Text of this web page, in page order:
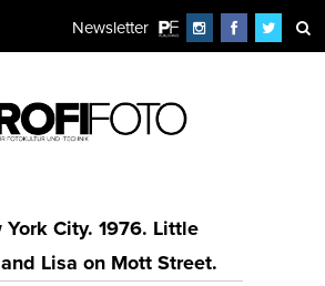
Newsletter
York City. 1976. Little
Lisa on Mott Street.